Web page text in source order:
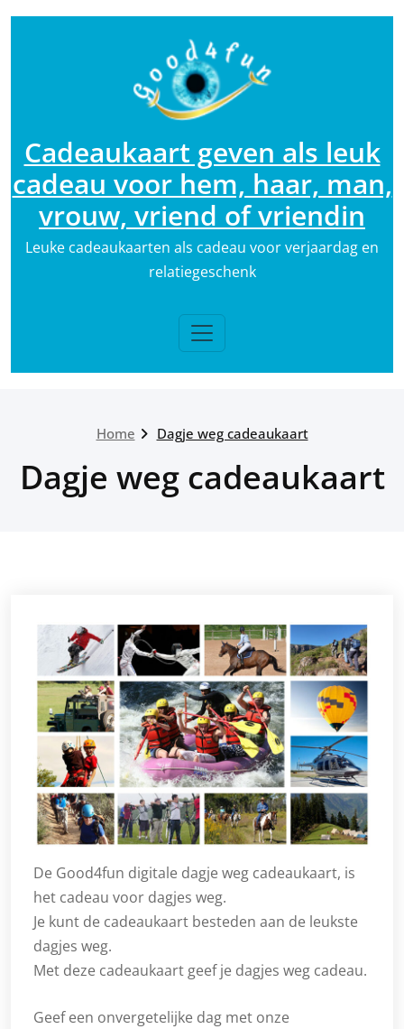
Cadeaukaart geven als leuk
cadeau voor hem, haar, man,
vrouw, vriend of vriendin
Leuke cadeaukaarten als cadeau voor verjaardag en
relatiegeschenk
Home Dagje weg cadeaukaart
Dagje weg cadeaukaart
De Good4fun digitale dagje weg cadeaukaart, is
het cadeau voor dagjes weg.
Je kunt de cadeaukaart besteden aan de leukste
dagjes weg.
Met deze cadeaukaart geef je dagjes weg cadeau.
Geef een onvergetelijke dag met onze